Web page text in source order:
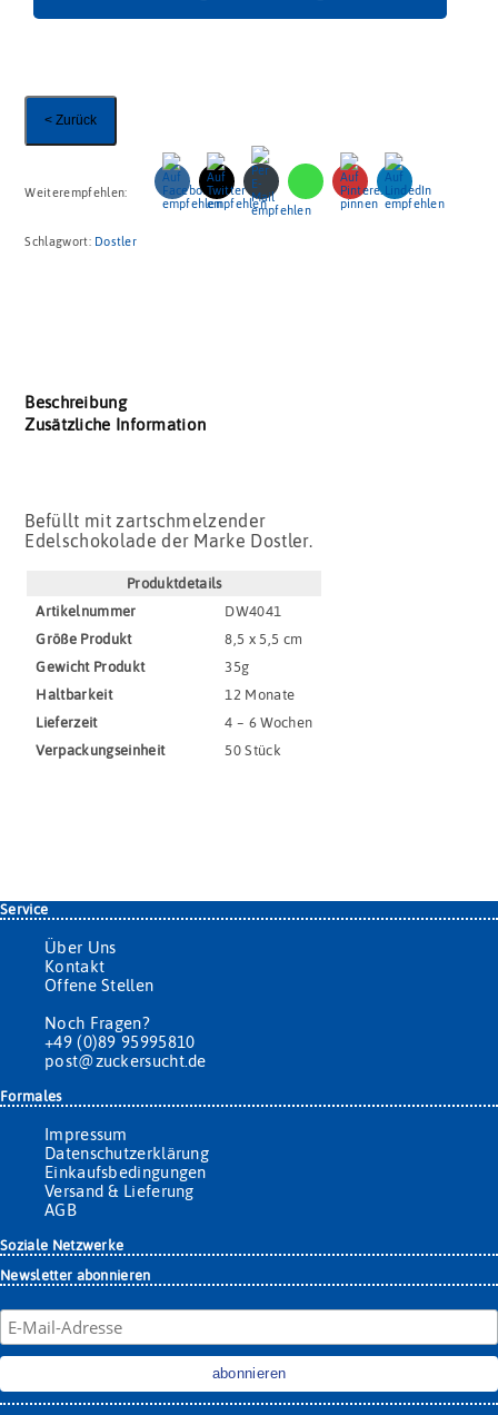
VM
< Zurück
Weiterempfehlen:
Schlagwort: Dostler
Beschreibung
Zusätzliche Information
Befüllt mit zartschmelzender
Edelschokolade der Marke Dostler.
Produktdetails
Artikel­nummer
DW4041
Größe Produkt
8,5 x 5,5 cm
Gewicht Produkt
35g
Haltbar­keit
12 Monate
Lieferzeit
4 – 6 Wochen
Verpackungs­einheit
50 Stück
Service
Über Uns
Kontakt
Offene Stellen
Noch Fragen?
+49 (0)89 95995810
post@zuckersucht.de
Formales
Impressum
Datenschutzerklärung
Einkaufsbedingungen
Versand & Lieferung
AGB
Soziale Netzwerke
Newsletter abonnieren